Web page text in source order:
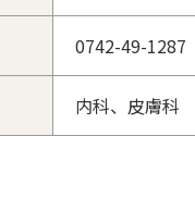
0742-49-1287
内科、皮膚科